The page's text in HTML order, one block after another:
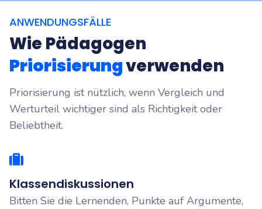
ANWENDUNGSFÄLLE
Wie Pädagogen
Priorisierungverwenden
Priorisierung ist nützlich, wenn Vergleich und
Werturteil wichtiger sind als Richtigkeit oder
Beliebtheit.
Klassendiskussionen
Bitten Sie die Lernenden, Punkte auf Argumente,